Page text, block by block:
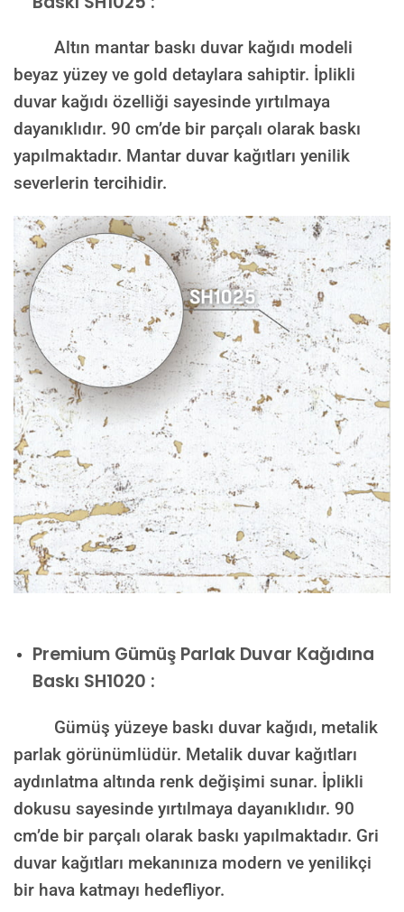
Altın mantar baskı duvar kağıdı modeli
beyaz yüzey ve gold detaylara sahiptir. İplikli
duvar kağıdı özelliği sayesinde yırtılmaya
dayanıklıdır. 90 cm’de bir parçalı olarak baskı
yapılmaktadır. Mantar duvar kağıtları yenilik
severlerin tercihidir.
Premium Gümüş Parlak Duvar Kağıdına
Baskı SH1020 :
Gümüş yüzeye baskı duvar kağıdı, metalik
parlak görünümlüdür. Metalik duvar kağıtları
aydınlatma altında renk değişimi sunar. İplikli
dokusu sayesinde yırtılmaya dayanıklıdır. 90
cm’de bir parçalı olarak baskı yapılmaktadır. Gri
duvar kağıtları mekanınıza modern ve yenilikçi
bir hava katmayı hedefliyor.